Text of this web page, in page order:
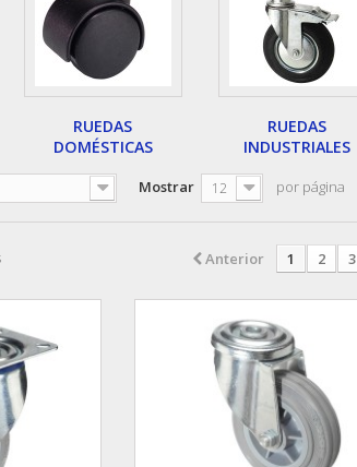
RUEDAS
DOMÉSTICAS
RUEDAS
INDUSTRIALES
Mostrar 12 por página
Anterior 1 2 3